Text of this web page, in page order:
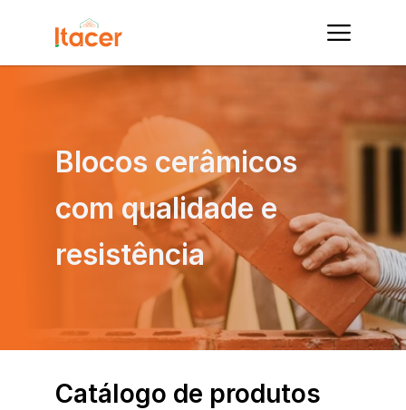
Catálogo de produtos
Blocos cerâmicos
com qualidade e
resistência